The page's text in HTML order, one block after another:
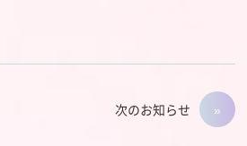
次のお知らせ